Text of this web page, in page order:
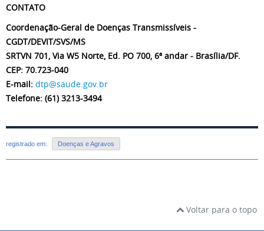
CONTATO
Coordenação-Geral de Doenças Transmissíveis -
CGDT/DEVIT/SVS/MS
SRTVN 701, Via W5 Norte, Ed. PO 700, 6ª andar - Brasília/DF.
CEP: 70.723-040
E-mail: dtp@saude.gov.br
Telefone: (61) 3213-3494
registrado em: Doenças e Agravos
Voltar para o topo